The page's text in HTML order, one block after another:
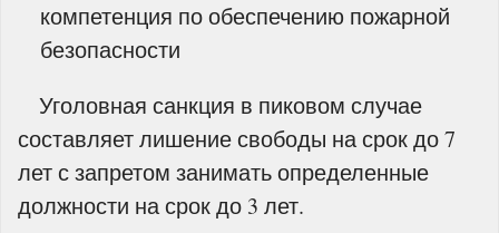
компетенция по обеспечению пожарной
безопасности
Уголовная санкция в пиковом случае
составляет лишение свободы на срок до 7
лет с запретом занимать определенные
должности на срок до 3 лет.